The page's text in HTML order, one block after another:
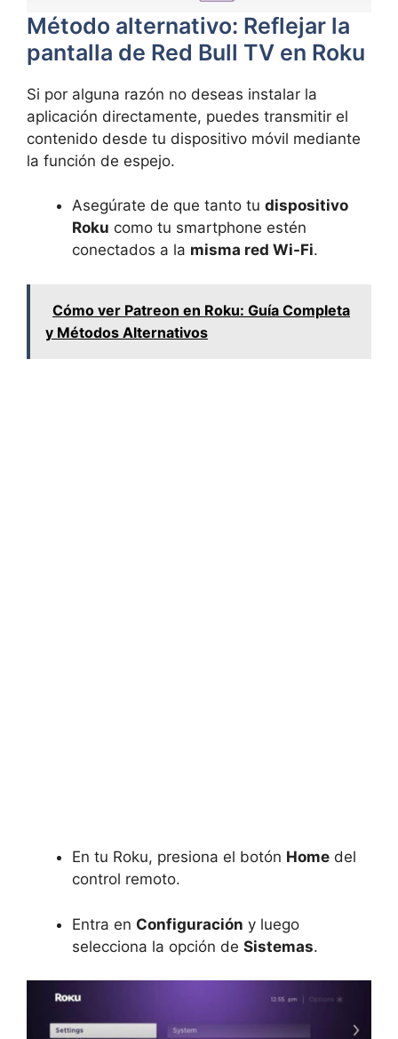
Método alternativo: Reflejar la
pantalla de Red Bull TV en Roku
Si por alguna razón no deseas instalar la
aplicación directamente, puedes transmitir el
contenido desde tu dispositivo móvil mediante
la función de espejo.
Asegúrate de que tanto tu dispositivo
Roku como tu smartphone estén
conectados a la misma red Wi-Fi.
Cómo ver Patreon en Roku: Guía Completa
y Métodos Alternativos
En tu Roku, presiona el botón Home del
control remoto.
Entra en Configuración y luego
selecciona la opción de Sistemas.